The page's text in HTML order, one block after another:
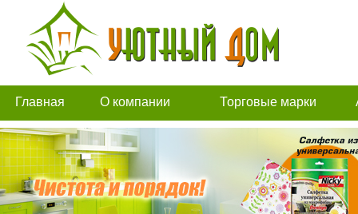
Главная О компании Торговые марки